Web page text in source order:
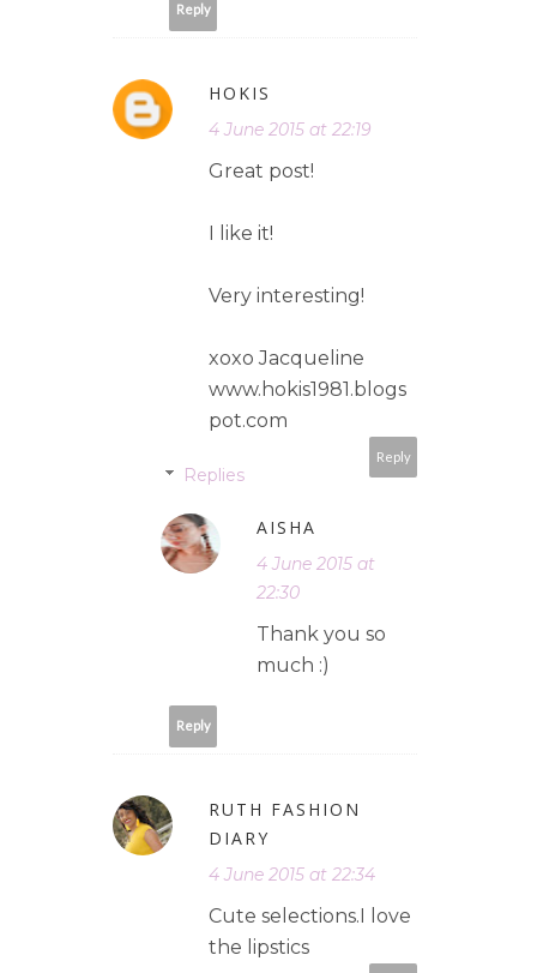
Reply
HOKIS
4 June 2015 at 22:19
Great post!
I like it!
Very interesting!
xoxo Jacqueline
www.hokis1981.blogs
pot.com
Reply
Replies
AISHA
4 June 2015 at
22:30
Thank you so
much :)
Reply
RUTH FASHION
DIARY
4 June 2015 at 22:34
Cute selections.I love
the lipstics